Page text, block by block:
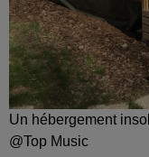
Un hébergement
@Top Music